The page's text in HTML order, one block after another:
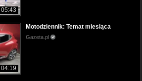
05:43
04:19
Motodziennik: Temat miesiąca
Gazeta.pl